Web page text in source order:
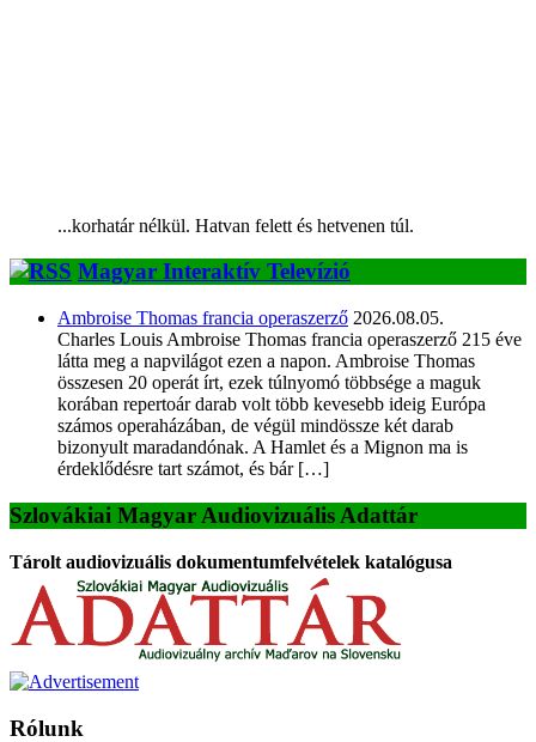
...korhatár nélkül. Hatvan felett és hetvenen túl.
Magyar Interaktív Televízió
Ambroise Thomas francia operaszerző 2026.08.05.
Charles Louis Ambroise Thomas francia operaszerző 215 éve
látta meg a napvilágot ezen a napon. Ambroise Thomas
összesen 20 operát írt, ezek túlnyomó többsége a maguk
korában repertoár darab volt több kevesebb ideig Európa
számos operaházában, de végül mindössze két darab
bizonyult maradandónak. A Hamlet és a Mignon ma is
érdeklődésre tart számot, és bár […]
Szlovákiai Magyar Audiovizuális Adattár
Tárolt audiovizuális dokumentumfelvételek katalógusa
Rólunk